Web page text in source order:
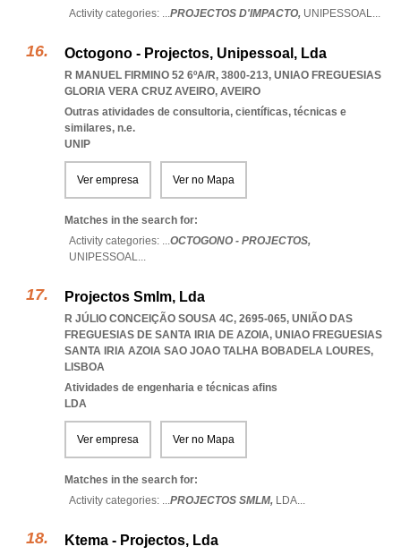
Activity categories: ...PROJECTOS D'IMPACTO, UNIPESSOAL...
Octogono - Projectos, Unipessoal, Lda
R MANUEL FIRMINO 52 6ºA/R, 3800-213, UNIAO FREGUESIAS
GLORIA VERA CRUZ AVEIRO, AVEIRO
Outras atividades de consultoria, científicas, técnicas e
similares, n.e.
UNIP
Ver empresa Ver no Mapa
Matches in the search for:
Activity categories: ...OCTOGONO - PROJECTOS,
UNIPESSOAL...
Projectos Smlm, Lda
R JÚLIO CONCEIÇÃO SOUSA 4C, 2695-065, UNIÃO DAS
FREGUESIAS DE SANTA IRIA DE AZOIA, UNIAO FREGUESIAS
SANTA IRIA AZOIA SAO JOAO TALHA BOBADELA LOURES,
LISBOA
Atividades de engenharia e técnicas afins
LDA
Ver empresa Ver no Mapa
Matches in the search for:
Activity categories: ...PROJECTOS SMLM, LDA...
Ktema - Projectos, Lda